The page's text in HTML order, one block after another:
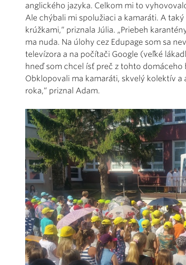
anglického jazyka. Celkom mi to
Ale chýbali mi spolužiaci a kamaráti. A
krúžkami,“ priznala Júlia. „Priebeh
ma nuda. Na úlohy cez Edupage som sa
televízora a na počítači Google (veľké
hneď som chcel ísť preč z tohto domáceho
Obklopovali ma kamaráti, skvelý kolektív
roka,“ priznal Adam.